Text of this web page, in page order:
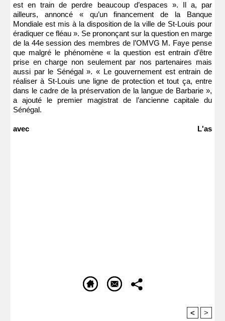
est en train de perdre beaucoup d’espaces ». Il a, par
ailleurs, annoncé « qu’un financement de la Banque
Mondiale est mis à la disposition de la ville de St-Louis pour
éradiquer ce fléau ». Se prononçant sur la question en marge
de la 44e session des membres de l’OMVG M. Faye pense
que malgré le phénomène « la question est entrain d’être
prise en charge non seulement par nos partenaires mais
aussi par le Sénégal ». « Le gouvernement est entrain de
réaliser à St-Louis une ligne de protection et tout ça, entre
dans le cadre de la préservation de la langue de Barbarie »,
a ajouté le premier magistrat de l’ancienne capitale du
Sénégal.
avec L'as
< >